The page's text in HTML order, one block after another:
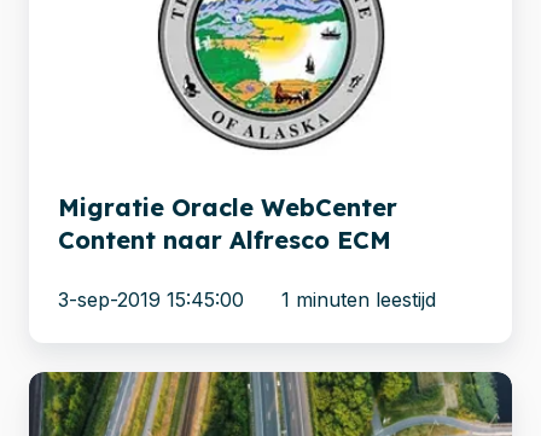
Migratie Oracle WebCenter
Content naar Alfresco ECM
3-sep-2019 15:45:00 1 minuten leestijd
Versneld
naar